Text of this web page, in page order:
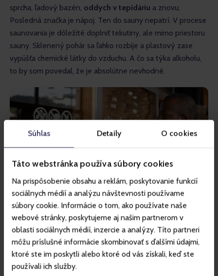
Súhlas Detaily O cookies
Táto webstránka používa súbory cookies
Na prispôsobenie obsahu a reklám, poskytovanie funkcií
sociálnych médií a analýzu návštevnosti používame
súbory cookie. Informácie o tom, ako používate naše
webové stránky, poskytujeme aj našim partnerom v
oblasti sociálnych médií, inzercie a analýzy. Títo partneri
môžu príslušné informácie skombinovať s ďalšími údajmi,
ktoré ste im poskytli alebo ktoré od vás získali, keď ste
používali ich služby.
sprcha, ľadový bazén, oddych v tepidáriu a znovu.
Posledná značka je nápoj. Ten do sauny nepatrí. V procese
saunovania je dôležité doplniť tekutiny, ale mimo priestoru
sauny. Sklenený pohár sa ľahko rozbije a plastový zase
vypúšťa chemické látky do vzduchu. A čo sa týka alkoholu,
to by som povedal, že je absolútne nevhodné.
Jean, sáun poznáme niekoľko
typov a každá je niečím špecifická,
povedz nám niečo o rozdieloch
medzi nimi.
Máme veľa typov sáun. V parnej saune je teplota nižšia,
teda okolo 60 až 66 stupňov Celzia, ale vlhkosť je veľmi